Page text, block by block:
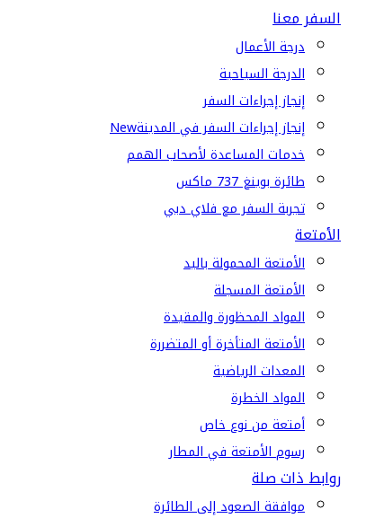
السفر معنا
درجة الأعمال
الدرجة السياحية
إنجاز إجراءات السفر
إنجاز إجراءات السفر في المدينةNew
خدمات المساعدة لأصحاب الهمم
طائرة بوينغ 737 ماكس
تجربة السفر مع فلاي دبي
الأمتعة
الأمتعة المحمولة باليد
الأمتعة المسجلة
المواد المحظورة والمقيدة
الأمتعة المتأخرة أو المتضررة
المعدات الرياضية
المواد الخطرة
أمتعة من نوع خاص
رسوم الأمتعة في المطار
روابط ذات صلة
موافقة الصعود إلى الطائرة